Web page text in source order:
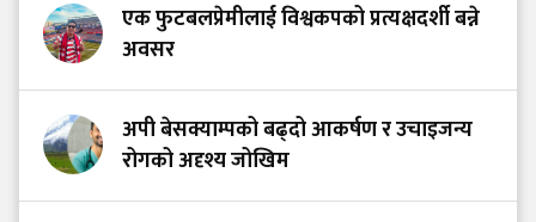
एक फुटबलप्रेमीलाई विश्वकपको प्रत्यक्षदर्शी बन्ने
अवसर
अपी बेसक्याम्पको बढ्दो आकर्षण र उचाइजन्य
रोगको अदृश्य जोखिम